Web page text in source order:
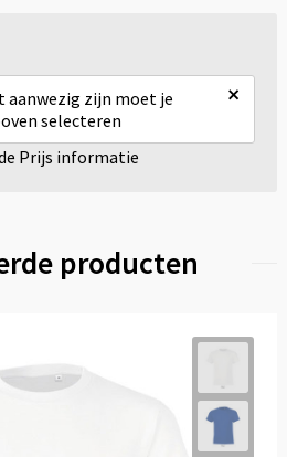
aanwezig zijn moet je
selecteren
×
Prijs informatie
producten